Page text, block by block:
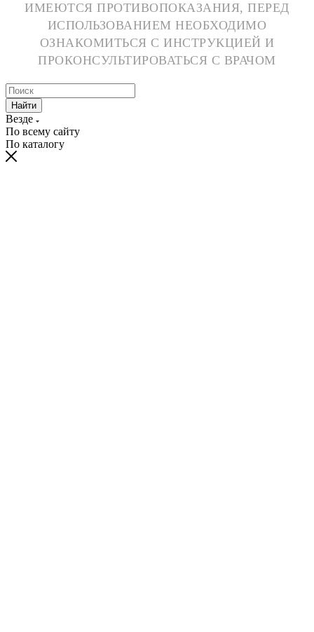
ИМЕЮТСЯ ПРОТИВОПОКАЗАНИЯ, ПЕРЕД
ИСПОЛЬЗОВАНИЕМ НЕОБХОДИМО
ОЗНАКОМИТЬСЯ С ИНСТРУКЦИЕЙ И
ПРОКОНСУЛЬТИРОВАТЬСЯ С ВРАЧОМ
Найти
Везде
По всему сайту
По каталогу